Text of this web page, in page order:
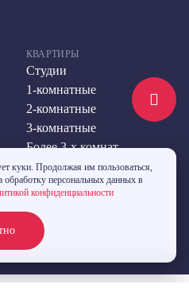
КВАРТИРЫ
Студии
1-комнатные
2-комнатные
3-комнатные
Более 3-х комнат
д. 10, стр. 2,метро «Улица 1905
САЙТЕ, НОСИТ ИСКЛЮЧИТЕЛЬНО
УСЛОВИЯХ НЕ ЯВЛЯЕТСЯ ПУБЛИЧНОЙ ОФЕРТОЙ,
РФ. УКАЗАННЫЕ НА САЙТЕ ЦЕНЫ ЯВЛЯЮТСЯ
УКАЗАННЫЕ ЦЕНЫ В ЛЮБОЙ МОМЕНТ ПО
УВЕДОМЛЕНИЯ. ПРОЕКТНАЯ
РАЗМЕЩЕНА НА САЙТЕ
куки. Продолжая им пользоваться,
обработку персональных данных в
конфиденциальности